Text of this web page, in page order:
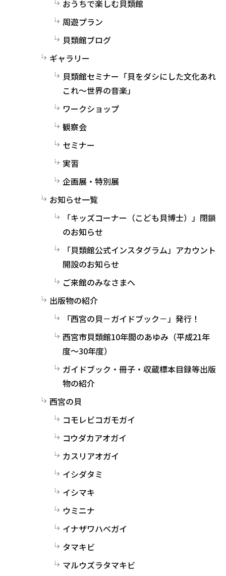
おうちで楽しむ貝類館
周遊プラン
貝類館ブログ
ギャラリー
貝類館セミナー「貝をダシにした文化あれ
これ～世界の音楽」
ワークショップ
観察会
セミナー
実習
企画展・特別展
お知らせ一覧
「キッズコーナー（こども貝博士）」閉鎖
のお知らせ
「貝類館公式インスタグラム」アカウント
開設のお知らせ
ご来館のみなさまへ
出版物の紹介
「西宮の貝－ガイドブック－」発行！
西宮市貝類館10年間のあゆみ（平成21年
度～30年度）
ガイドブック・冊子・収蔵標本目録等出版
物の紹介
西宮の貝
コモレビコガモガイ
コウダカアオガイ
カスリアオガイ
イシダタミ
イシマキ
ウミニナ
イナザワハベガイ
タマキビ
マルウズラタマキビ